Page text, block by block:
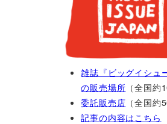
雑誌『ビッグイシュ
の販売場所 （全国約
委託販売店 （全国約
記事の内容はこちら